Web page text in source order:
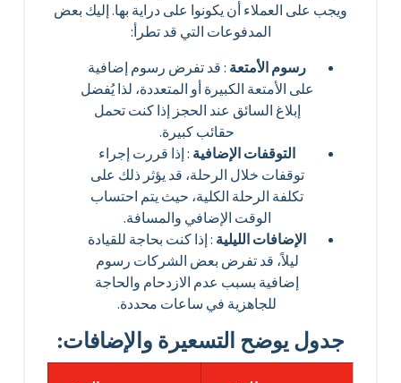
ويجب على العملاء أن يكونوا على دراية بها. إليك بعض
المدفوعات التي قد تطرأ:
رسوم الأمتعة: قد تفرض رسوم إضافية
على الأمتعة الكبيرة أو المتعددة، لذا يُفضل
إبلاغ السائق عند الحجز إذا كنت تحمل
حقائب كبيرة.
التوقفات الإضافية: إذا قررت إجراء
توقفات خلال الرحلة، قد يؤثر ذلك على
تكلفة الرحلة الكلية، حيث يتم احتساب
الوقت الإضافي والمسافة.
الإضافات الليلية: إذا كنت بحاجة للقيادة
ليلاً، قد تفرض بعض الشركات رسوم
إضافية بسبب عدم الازدحام والحاجة
للجاهزية في ساعات محددة.
جدول يوضح التسعيرة والإضافات: